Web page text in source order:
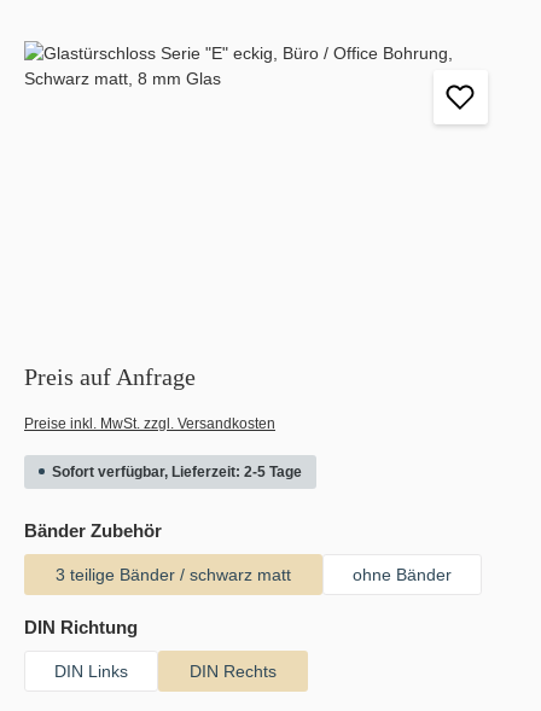
Bildergalerie überspringen
Preis auf Anfrage
Preise inkl. MwSt. zzgl. Versandkosten
Sofort verfügbar, Lieferzeit: 2-5 Tage
Bänder Zubehörauswählen
3 teilige Bänder / schwarz matt ohne Bänder
DIN Richtungauswählen
DIN Links DIN Rechts